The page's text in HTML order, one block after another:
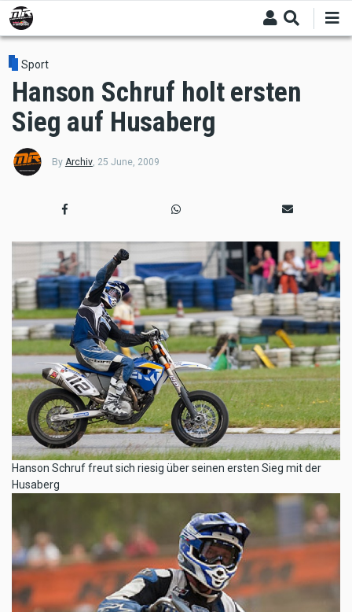
Skip
to
main
content
Sport
Hanson Schruf holt ersten
Sieg auf Husaberg
By Archiv, 25 June, 2009
Hanson Schruf freut sich riesig über seinen ersten Sieg mit der
Husaberg